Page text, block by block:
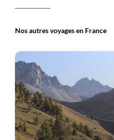
Voyage
Provence - Côte d'Azur
Nos autres voyages en France